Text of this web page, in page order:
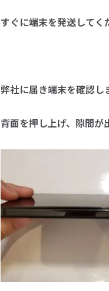
すぐに端末を発送してく
弊社に届き端末を確認し
背面を押し上げ、隙間が